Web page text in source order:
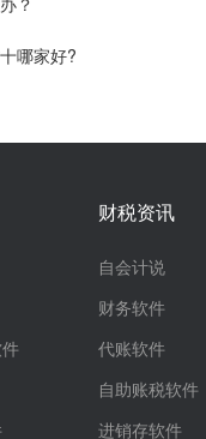
哪家好?
财税资讯
自会计说
财务软件
代账软件
自助账税软件
进销存软件